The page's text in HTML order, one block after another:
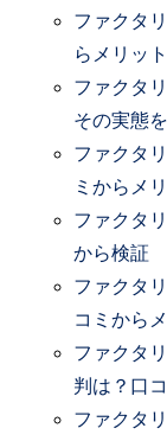
ファクタ
らメリッ
ファクタ
その実態
ファクタ
ミからメ
ファクタ
から検証
ファクタ
コミから
ファクタ
判は？口
ファクタ